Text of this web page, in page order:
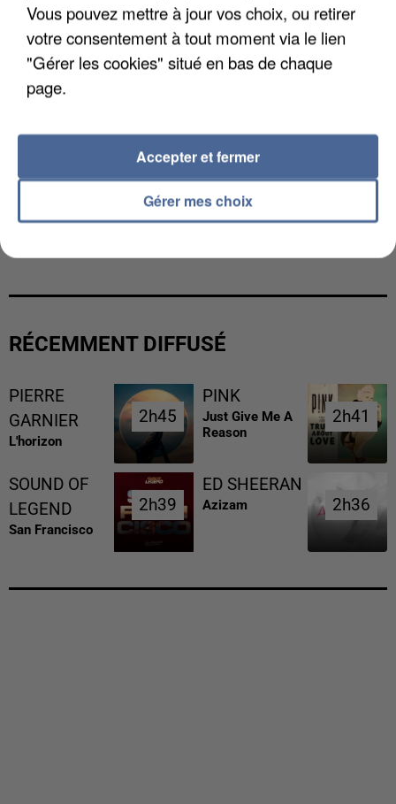
L’UN DES FONDATEURS SUPPOSÉS DE LA DZ
RÉCEMMENT DIFFUSÉ
PIERRE
GARNIER
L'horizon
2h45
2h45
PINK
Just Give Me A
Reason
2h41
2h41
SOUND OF
LEGEND
San Francisco
2h39
2h39
ED SHEERAN
Azizam 2h36
2h36
Vous pouvez mettre à jour vos choix, ou retirer
votre consentement à tout moment via le lien
"Gérer les cookies" situé en bas de chaque
page.
Gérer mes choix
Accepter et fermer